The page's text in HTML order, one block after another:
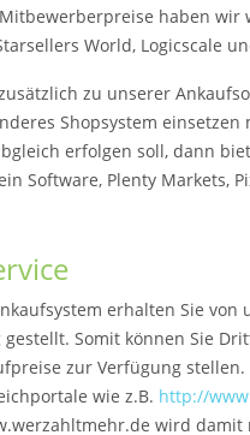
haben wir
World, Logicscale
zu unserer
Shopsystem einsetzen
erfolgen soll, dann
Software, Plenty Markets,
erhalten Sie von
gestellt. Somit können Sie
zur Verfügung
wie z.B. http://
wird damit